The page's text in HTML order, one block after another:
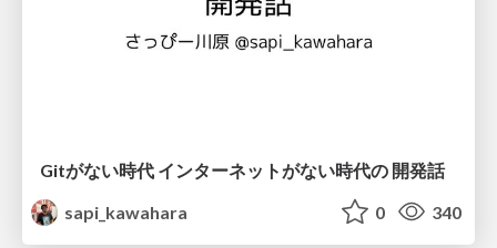
Gitがない時代 インターネットがない時代の 開発話
sapi_kawahara
0 340